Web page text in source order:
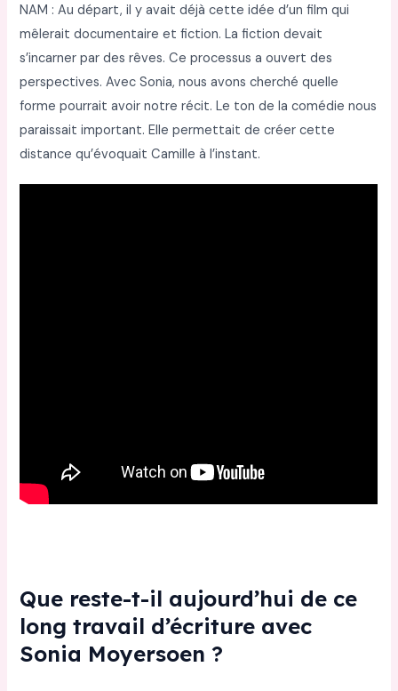
NAM : Au départ, il y avait déjà cette idée d’un film qui
mêlerait documentaire et fiction. La fiction devait
s’incarner par des rêves. Ce processus a ouvert des
perspectives. Avec Sonia, nous avons cherché quelle
forme pourrait avoir notre récit. Le ton de la comédie nous
paraissait important. Elle permettait de créer cette
distance qu’évoquait Camille à l’instant.
Que reste-t-il aujourd’hui de ce
long travail d’écriture avec
Sonia Moyersoen ?